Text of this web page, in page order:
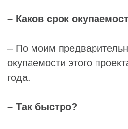
– Каков срок
– По моим
окупаемости этого
года.
– Так быстро?